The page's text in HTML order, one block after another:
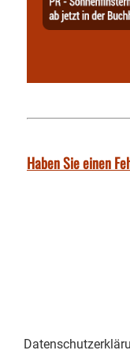
Haben Sie einen